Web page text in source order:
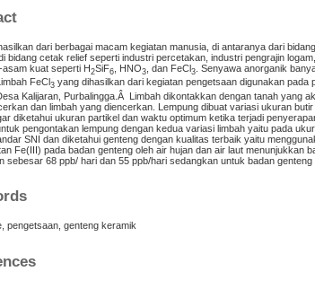
dari berbagai macam kegiatan manusia, di antaranya dari
bidang cetak relief seperti industri percetakan, industri pengrajin
asam kuat seperti H2SiF6 , HNO3 , dan FeCl3 . Senyawa anorganik
FeCl3 yang dihasilkan dari kegiatan pengetsaan digunakan
Kalijaran, Purbalingga.Â Limbah dikontakkan dengan tanah yang
dan limbah yang diencerkan. Lempung dibuat variasi ukuran
diketahui ukuran partikel dan waktu optimum ketika terjadi
pengontakan lempung dengan kedua variasi limbah yaitu pada
SNI dan diketahui genteng dengan kualitas terbaik yaitu
Fe(III) pada badan genteng oleh air hujan dan air laut
sebesar 68 ppb/ hari dan 55 ppb/hari sedangkan untuk badan
pengetsaan, genteng keramik